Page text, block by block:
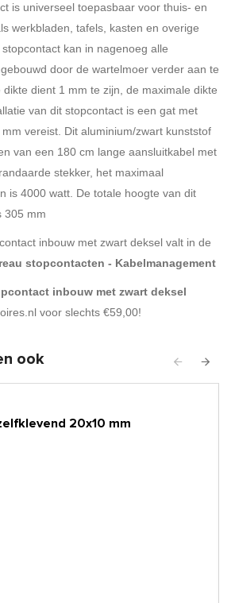
is universeel toepasbaar voor thuis- en
werkbladen, tafels, kasten en overige
kan in nagenoeg alle
door de wartelmoer verder aan te
dient 1 mm te zijn, de maximale dikte
van dit stopcontact is een gat met
vereist. Dit aluminium/zwart kunststof
van een 180 cm lange aansluitkabel met
stekker, het maximaal
is 4000 watt. De totale hoogte van dit
305 mm
inbouw met zwart deksel valt in de
stopcontacten - Kabelmanagement
inbouw met zwart deksel
voor slechts €59,00!
ook
20x10 mm